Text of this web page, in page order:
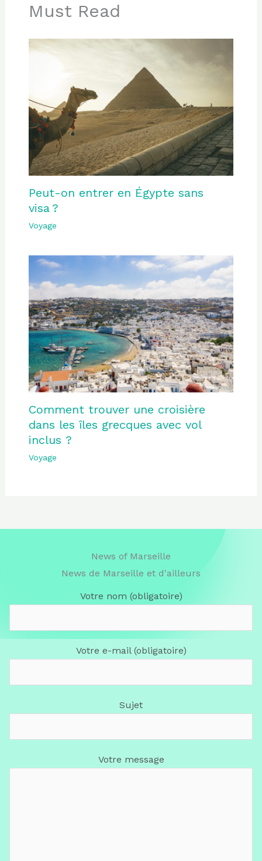
Must Read
Peut-on entrer en Égypte sans
visa ?
Voyage
Comment trouver une croisière
dans les îles grecques avec vol
inclus ?
Voyage
News of Marseille
News de Marseille et d'ailleurs
Votre nom (obligatoire)
Votre e-mail (obligatoire)
Sujet
Votre message